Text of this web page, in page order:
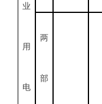
业
用
电
两
部